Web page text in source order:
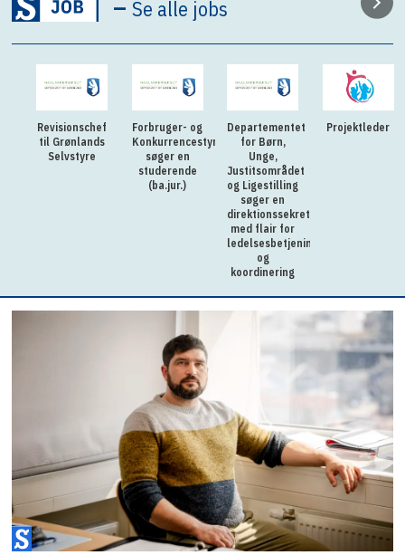
Se alle jobs
Revisionschef
til Grønlands
Selvstyre
Forbruger- og
Konkurrencestyrelsen
søger en
studerende
(ba.jur.)
Departementet
for Børn,
Unge,
Justitsområdet
og Ligestilling
søger en
direktionssekretær
med flair for
ledelsesbetjening
og
koordinering
Projektleder